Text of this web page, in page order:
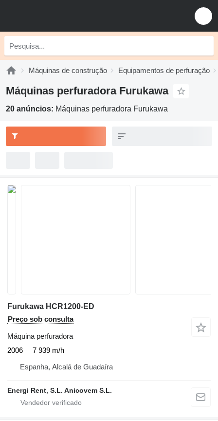
Máquinas de construção Equipamentos de perfuração
Máquinas perfuradora Furukawa
20 anúncios: Máquinas perfuradora Furukawa
Furukawa HCR1200-ED
Preço sob consulta
Máquina perfuradora
2006
7 939 m/h
Espanha, Alcalá de Guadaíra
Energi Rent, S.L. Anicovem S.L.